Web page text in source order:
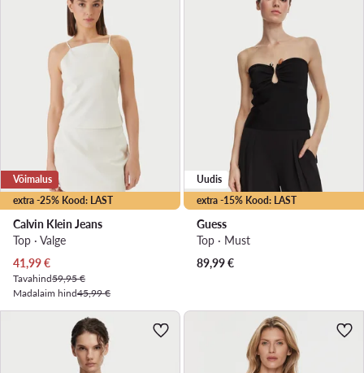
extra -25% Kood: LAST
Võimalus
Calvin Klein Jeans
Top · Valge
Praegune hind
41,99€
Tavahind59,95 €
Madalaim hind45,99 €
extra -15% Kood: LAST
Uudis
Guess
Top · Must
89,99€